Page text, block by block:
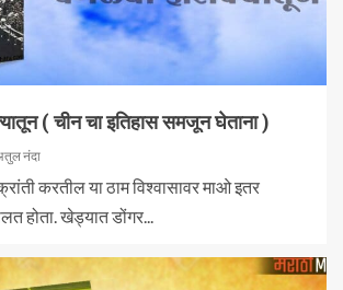
( चीन चा इतिहास समजून घेताना )
नंदा
करतील या ठाम विश्वासावर माओ इतर
होता. खेड्यात डोंगर...